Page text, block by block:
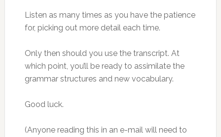
Listen as many times as you have the patience
for, picking out more detail each time.
Only then should you use the transcript. At
which point, you’ll be ready to assimilate the
grammar structures and new vocabulary.
Good luck.
(Anyone reading this in an e-mail will need to